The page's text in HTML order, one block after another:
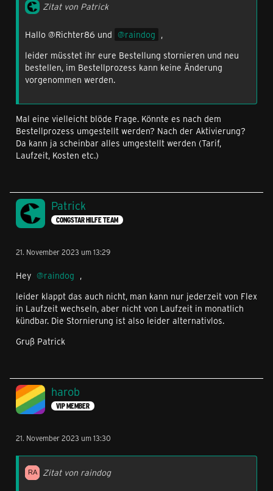
Zitat von Patrick
Hallo @Richter86 und raindog ,
leider müsstet ihr eure Bestellung stornieren und neu
bestellen, im Bestellprozess kann keine Änderung
vorgenommen werden.
Mal eine vielleicht blöde Frage. Könnte es nach dem
Bestellprozess umgestellt werden? Nach der Aktivierung?
Da kann ja scheinbar alles umgestellt werden (Tarif,
Laufzeit, Kosten etc.)
Patrick
CONGSTAR HILFE TEAM
21. November 2023 um 13:29
Hey raindog ,
leider klappt das auch nicht, man kann nur jederzeit von Flex
in Laufzeit wechseln, aber nicht von Laufzeit in monatlich
kündbar. Die Stornierung ist also leider alternativlos.
Gruß Patrick
harob
VIP MEMBER
21. November 2023 um 13:30
Zitat von raindog